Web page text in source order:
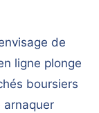
de
ligne plonge
boursiers
arnaquer